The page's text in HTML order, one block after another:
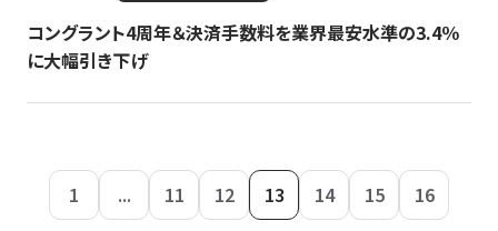
コングラント4周年＆決済手数料を業界最安水準の3.4％
に大幅引き下げ
1 ... 11 12 13 14 15 16